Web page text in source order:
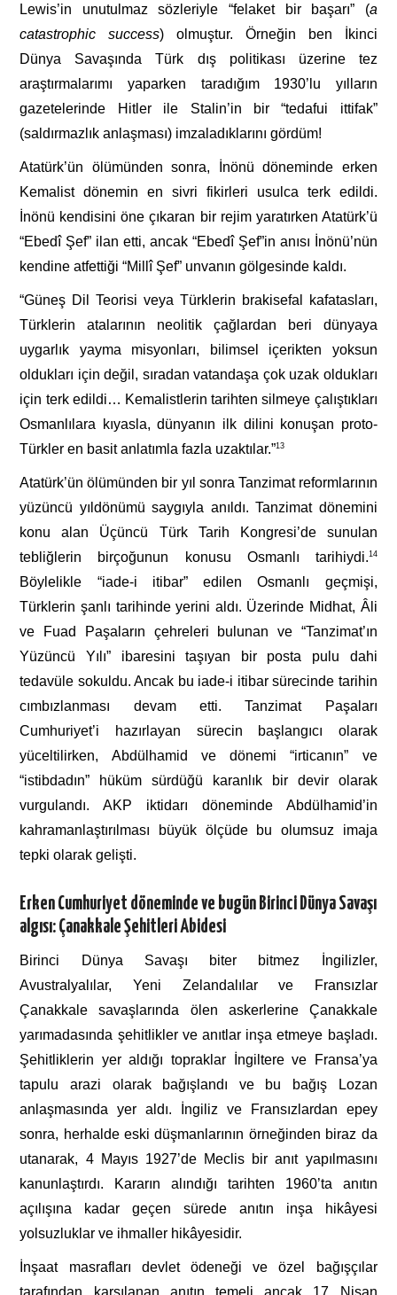
Lewis’in unutulmaz sözleriyle “felaket bir başarı” (a
catastrophic success) olmuştur. Örneğin ben İkinci
Dünya Savaşında Türk dış politikası üzerine tez
araştırmalarımı yaparken taradığım 1930’lu yılların
gazetelerinde Hitler ile Stalin’in bir “tedafui ittifak”
(saldırmazlık anlaşması) imzaladıklarını gördüm!
Atatürk’ün ölümünden sonra, İnönü döneminde erken
Kemalist dönemin en sivri fikirleri usulca terk edildi.
İnönü kendisini öne çıkaran bir rejim yaratırken Atatürk’ü
“Ebedî Şef” ilan etti, ancak “Ebedî Şef”in anısı İnönü’nün
kendine atfettiği “Millî Şef” unvanın gölgesinde kaldı.
“Güneş Dil Teorisi veya Türklerin brakisefal kafatasları,
Türklerin atalarının neolitik çağlardan beri dünyaya
uygarlık yayma misyonları, bilimsel içerikten yoksun
oldukları için değil, sıradan vatandaşa çok uzak oldukları
için terk edildi… Kemalistlerin tarihten silmeye çalıştıkları
Osmanlılara kıyasla, dünyanın ilk dilini konuşan proto-
Türkler en basit anlatımla fazla uzaktılar.”13
Atatürk’ün ölümünden bir yıl sonra Tanzimat reformlarının
yüzüncü yıldönümü saygıyla anıldı. Tanzimat dönemini
konu alan Üçüncü Türk Tarih Kongresi’de sunulan
tebliğlerin birçoğunun konusu Osmanlı tarihiydi.14
Böylelikle “iade-i itibar” edilen Osmanlı geçmişi,
Türklerin şanlı tarihinde yerini aldı. Üzerinde Midhat, Âli
ve Fuad Paşaların çehreleri bulunan ve “Tanzimat’ın
Yüzüncü Yılı” ibaresini taşıyan bir posta pulu dahi
tedavüle sokuldu. Ancak bu iade-i itibar sürecinde tarihin
cımbızlanması devam etti. Tanzimat Paşaları
Cumhuriyet’i hazırlayan sürecin başlangıcı olarak
yüceltilirken, Abdülhamid ve dönemi “irticanın” ve
“istibdadın” hüküm sürdüğü karanlık bir devir olarak
vurgulandı. AKP iktidarı döneminde Abdülhamid’in
kahramanlaştırılması büyük ölçüde bu olumsuz imaja
tepki olarak gelişti.
Erken Cumhuriyet döneminde ve bugün Birinci Dünya Savaşı
algısı: Çanakkale Şehitleri Abidesi
Birinci Dünya Savaşı biter bitmez İngilizler,
Avustralyalılar, Yeni Zelandalılar ve Fransızlar
Çanakkale savaşlarında ölen askerlerine Çanakkale
yarımadasında şehitlikler ve anıtlar inşa etmeye başladı.
Şehitliklerin yer aldığı topraklar İngiltere ve Fransa’ya
tapulu arazi olarak bağışlandı ve bu bağış Lozan
anlaşmasında yer aldı. İngiliz ve Fransızlardan epey
sonra, herhalde eski düşmanlarının örneğinden biraz da
utanarak, 4 Mayıs 1927’de Meclis bir anıt yapılmasını
kanunlaştırdı. Kararın alındığı tarihten 1960’ta anıtın
açılışına kadar geçen sürede anıtın inşa hikâyesi
yolsuzluklar ve ihmaller hikâyesidir.
İnşaat masrafları devlet ödeneği ve özel bağışçılar
tarafından karşılanan anıtın temeli ancak 17 Nisan